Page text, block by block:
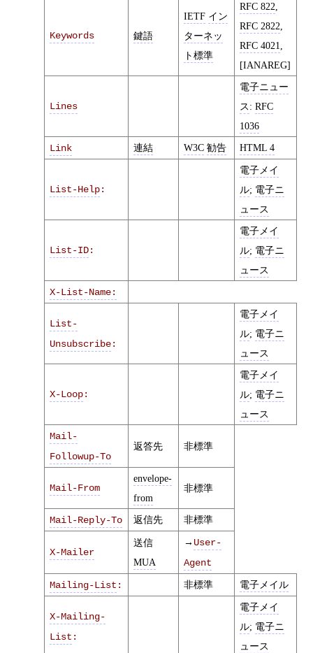
Keywords 鍵語
IETF イン
ターネッ
ト標準
RFC 822,
RFC 2822,
RFC 4021,
[IANAREG]
Lines
電子ニュー
ス:RFC
1036
Link
連結 W3C 勧告 HTML 4
List-Help:
電子メイ
ル; 電子ニ
ュース
List-ID:
電子メイ
ル; 電子ニ
ュース
X-List-Name:
List-
Unsubscribe:
電子メイ
ル; 電子ニ
ュース
X-Loop:
電子メイ
ル; 電子ニ
ュース
Mail-
Followup-To
返答先 非標準
Mail-From
envelope-
from
非標準
Mail-Reply-To 返信先 非標準
X-Mailer
送信
MUA
→ User-
Agent
Mailing-List : 非標準 電子メイル
X-Mailing-
List :
電子メイ
ル; 電子ニ
ュース